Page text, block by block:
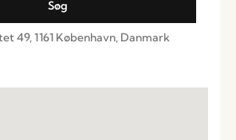
49, 1161 København, Danmark